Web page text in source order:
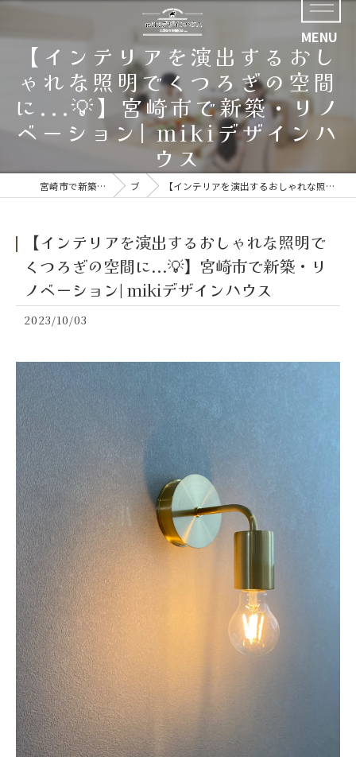
【インテリアを演出するおし
ゃれな照明でくつろぎの空間
に...💡】宮崎市で新築・リノ
ベーション| mikiデザインハ
ウス
宮崎市で新築なら好評の株式会社四ツ葉開発 ブログ 【インテリアを演出するおしゃれな照明でくつろぎの空間に...💡】宮崎市で新築・リノベーション| mikiデザインハウス
【インテリアを演出するおしゃれな照明で
くつろぎの空間に...💡】宮崎市で新築・リ
ノベーション| mikiデザインハウス
2023/10/03